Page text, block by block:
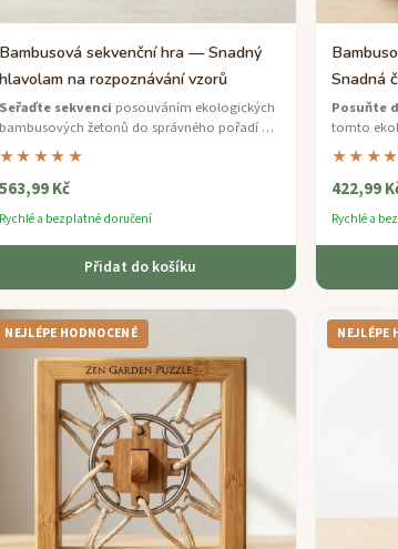
Bambusová sekvenční hra — Snadný
hlavolam na rozpoznávání vzorů
Seřaďte sekvenci posouváním ekologických
bambusových žetonů do správného pořadí —
jemná, ale poutavá logická hra pro celou
rodinu.
★★★★★
563,99 Kč
Rychlé a bezplatné doručení
Přidat do košíku
Snadná
Posuňte
tomto
jemná
řešitele
422,99
Rychlé a
NEJLÉPE HODNOCENÉ NEJLÉPE